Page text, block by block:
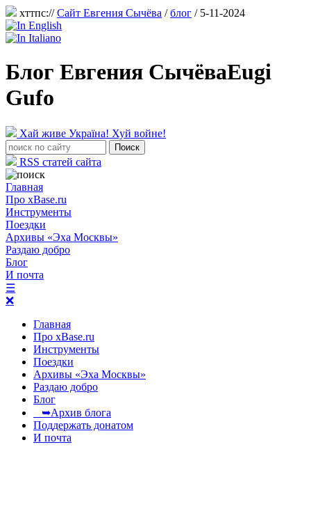
хттпс://Сайт Евгения Сычёва /блог / 5-11-2024
Блог Евгения СычёваEugi
Gufo
Хай живе Україна! Хуй войне!
RSS статей сайта
Главная
Про xBase.ru
Инструменты
Поездки
Архивы «Эха Москвы»
Раздаю добро
Блог
И почта
☰
❌
Главная
Про xBase.ru
Инструменты
Поездки
Архивы «Эха Москвы»
Раздаю добро
Блог
➥Архив блога
Поддержать донатом
И почта